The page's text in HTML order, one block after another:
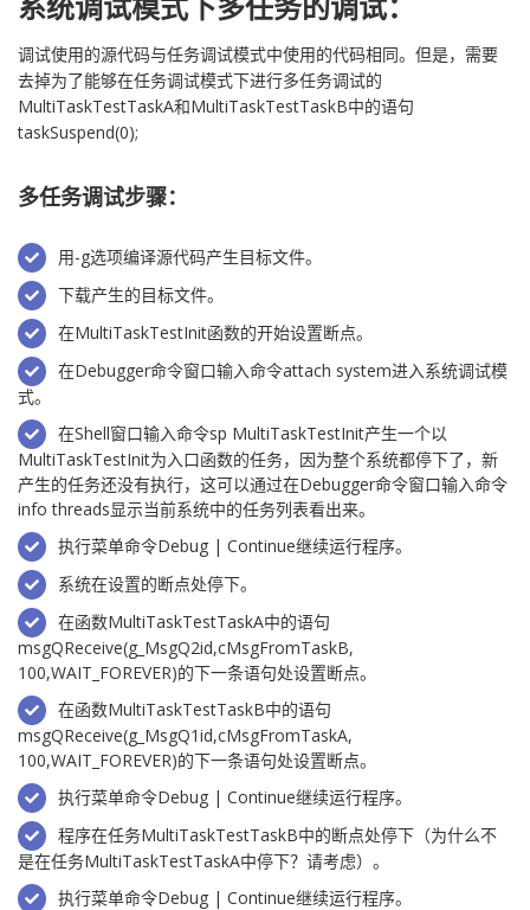
系统调试模式下多任务的调试：
调试使用的源代码与任务调试模式中使用的代码相同。但是，需要
去掉为了能够在任务调试模式下进行多任务调试的
MultiTaskTestTaskA和MultiTaskTestTaskB中的语句
taskSuspend(0);
多任务调试步骤：
用-g选项编译源代码产生目标文件。
下载产生的目标文件。
在MultiTaskTestInit函数的开始设置断点。
在Debugger命令窗口输入命令attach system进入系统调试模
式。
在Shell窗口输入命令sp MultiTaskTestInit产生一个以
MultiTaskTestInit为入口函数的任务，因为整个系统都停下了，新
产生的任务还没有执行，这可以通过在Debugger命令窗口输入命令
info threads显示当前系统中的任务列表看出来。
执行菜单命令Debug | Continue继续运行程序。
系统在设置的断点处停下。
在函数MultiTaskTestTaskA中的语句
msgQReceive(g_MsgQ2id,cMsgFromTaskB,
100,WAIT_FOREVER)的下一条语句处设置断点。
在函数MultiTaskTestTaskB中的语句
msgQReceive(g_MsgQ1id,cMsgFromTaskA,
100,WAIT_FOREVER)的下一条语句处设置断点。
执行菜单命令Debug | Continue继续运行程序。
程序在任务MultiTaskTestTaskB中的断点处停下（为什么不
是在任务MultiTaskTestTaskA中停下？请考虑）。
执行菜单命令Debug | Continue继续运行程序。